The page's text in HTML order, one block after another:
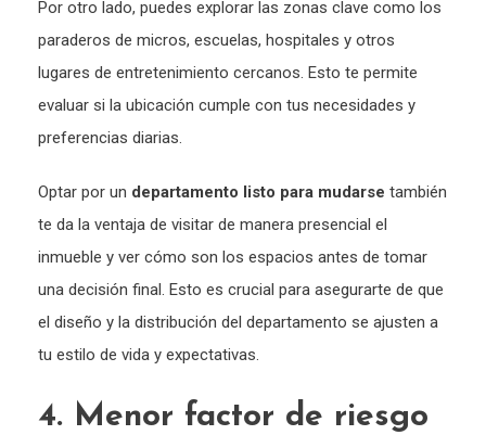
Por otro lado, puedes explorar las zonas clave como los
paraderos de micros, escuelas, hospitales y otros
lugares de entretenimiento cercanos. Esto te permite
evaluar si la ubicación cumple con tus necesidades y
preferencias diarias.
Optar por un departamento listo para mudarse también
te da la ventaja de visitar de manera presencial el
inmueble y ver cómo son los espacios antes de tomar
una decisión final. Esto es crucial para asegurarte de que
el diseño y la distribución del departamento se ajusten a
tu estilo de vida y expectativas.
4. Menor factor de riesgo